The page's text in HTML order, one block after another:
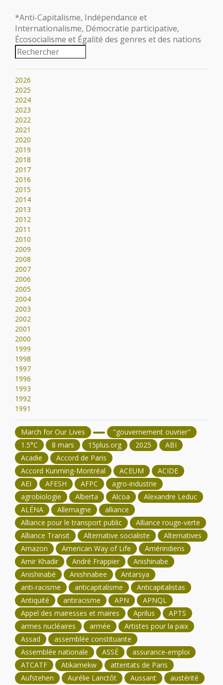
*Anti-Capitalisme, Indépendance et
Internationalisme, Démocratie participative,
Écosocialisme et Égalité des genres et des nations
2026
2025
2024
2023
2022
2021
2020
2019
2018
2017
2016
2015
2014
2013
2012
2011
2010
2009
2008
2007
2006
2005
2004
2003
2002
2001
2000
1999
1998
1997
1996
1993
1992
1991
March for Our Lives
"gouvernement ouvrier"
1.5°C
8 mars 15plus.org 2025
ABI
Acadie
Accord de Paris
Accord Kunming-Montréal
ACEUM
ACIDE
AEI
AFESH AFPC
agro-industrie
agrobiologie
Alberta Alcoa
Alexandre Leduc
ALÉNA
Allemagne
alliance
Alliance pour le transport public
Alliance rouge-verte
Alliance Transit
Alternative socialiste
Alternatives
Amazon
American Way of Life
Amérindiens
Amir Khadir
André Frappier
Anishinabe
Anishinabé
Anishnabee
Antarsya
anti-racisme
anticapitalisme
Anticapitalistas
Antiquité
antiracisme APN
APNQL
Appel des mairesses et maires
Aprilus
APTS
armes nucléaires
armée
Artistes pour la paix
Assad
assemblée constituante
Assemblée nationale
ASSÉ
assurance-emploi
ATCATF
Atikamekw
attentats de Paris
Aufstehen
Aurélie Lanctôt Aussant austérité